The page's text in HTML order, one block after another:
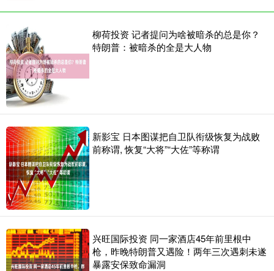
柳荷投资 记者提问为啥被暗杀的总是你？
特朗普：被暗杀的全是大人物
新影宝 日本图谋把自卫队衔级恢复为战败
前称谓, 恢复“大将”“大佐”等称谓
兴旺国际投资 同一家酒店45年前里根中
枪，昨晚特朗普又遇险！两年三次遇刺未遂
暴露安保致命漏洞